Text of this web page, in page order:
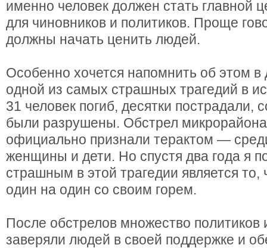
именно человек должен стать главной
для чиновников и политиков. Проще
должны начать ценить людей.
Особенно хочется напомнить об этом
одной из самых страшных трагедий в
31 человек погиб, десятки пострадали,
были разрушены. Обстрел
официально признали терактом —
женщины и дети. Но спустя два года я
страшным в этой трагедии является то,
один на один со своим горем.
После обстрелов множество политиков
заверяли людей в своей поддержке и